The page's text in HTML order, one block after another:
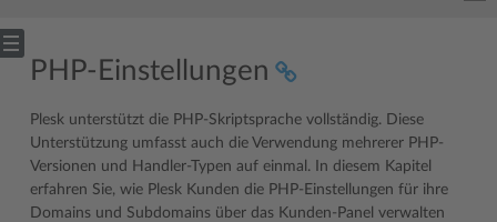
PHP-Einstellungen
Plesk unterstützt die PHP-Skriptsprache vollständig. Diese
Unterstützung umfasst auch die Verwendung mehrerer PHP-
Versionen und Handler-Typen auf einmal. In diesem Kapitel
erfahren Sie, wie Plesk Kunden die PHP-Einstellungen für ihre
Domains und Subdomains über das Kunden-Panel verwalten